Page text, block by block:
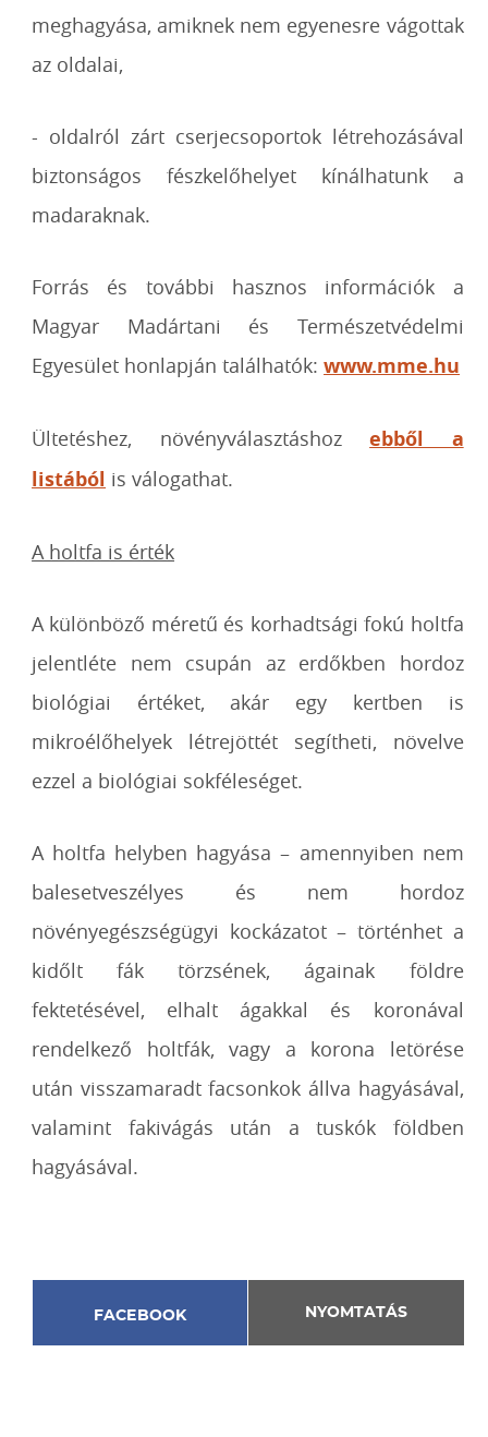
meghagyása, amiknek nem egyenesre vágottak
az oldalai,
- oldalról zárt cserjecsoportok létrehozásával
biztonságos fészkelőhelyet kínálhatunk a
madaraknak.
Forrás és további hasznos információk a
Magyar Madártani és Természetvédelmi
Egyesület honlapján találhatók: www.mme.hu
Ültetéshez, növényválasztáshoz
ebből a
listából is válogathat.
A holtfa is érték
A különböző méretű és korhadtsági fokú holtfa
jelentléte nem csupán az erdőkben hordoz
biológiai értéket, akár egy kertben is
mikroélőhelyek létrejöttét segítheti, növelve
ezzel a biológiai sokféleséget.
A holtfa helyben hagyása – amennyiben nem
balesetveszélyes és nem hordoz
növényegészségügyi kockázatot – történhet a
kidőlt fák törzsének, ágainak földre
fektetésével, elhalt ágakkal és koronával
rendelkező holtfák, vagy a korona letörése
után visszamaradt facsonkok állva hagyásával,
valamint fakivágás után a tuskók földben
hagyásával.
FACEBOOK NYOMTATÁS